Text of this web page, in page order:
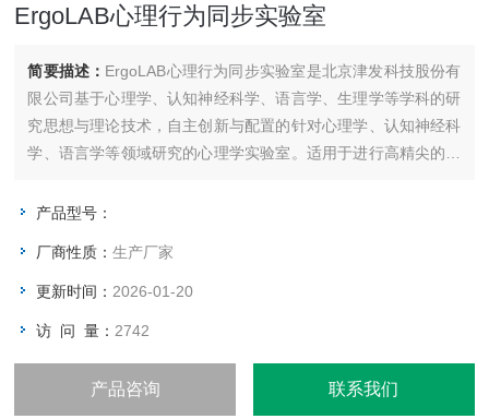
ErgoLAB心理行为同步实验室
简要描述： ErgoLAB心理行为同步实验室是北京津发科技股份有
限公司基于心理学、认知神经科学、语言学、生理学等学科的研
究思想与理论技术，自主创新与配置的针对心理学、认知神经科
学、语言学等领域研究的心理学实验室。适用于进行高精尖的心
产品型号：
厂商性质：生产厂家
更新时间： 2026-01-20
访 问 量： 2742
产品咨询 联系我们